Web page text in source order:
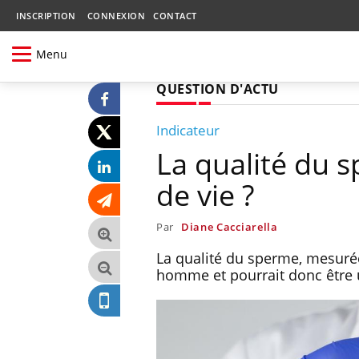
INSCRIPTION CONNEXION CONTACT
Menu
QUESTION D'ACTU
Indicateur
La qualité du
de vie ?
Par Diane Cacciarella
La qualité du sperme,
homme et pourrait donc être